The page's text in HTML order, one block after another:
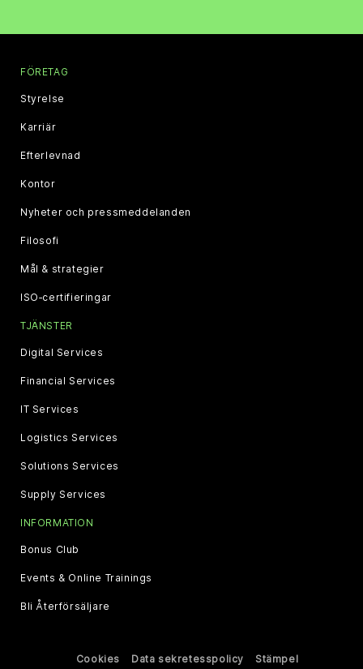
FÖRETAG
Styrelse
Karriär
Efterlevnad
Kontor
Nyheter och pressmeddelanden
Filosofi
Mål & strategier
ISO‑certifieringar
TJÄNSTER
Digital Services
Financial Services
IT Services
Logistics Services
Solutions Services
Supply Services
INFORMATION
Bonus Club
Events & Online Trainings
Bli Återförsäljare
Cookies Data sekretesspolicy Stämpel